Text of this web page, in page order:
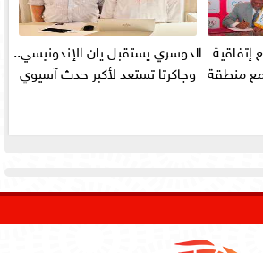
إتفاقية
مع منطقة
الدوسري يستقبل يان الإندونيسي..
وجاكرتا تستعد لأكبر حدث آسيوي